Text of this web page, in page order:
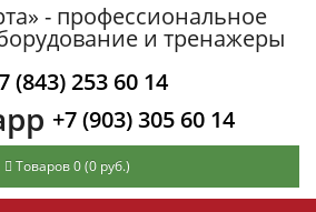
- профессиональное
и тренажеры
(843) 253 60 14
+7 (903) 305 60 14
Товаров 0 (0 руб.)